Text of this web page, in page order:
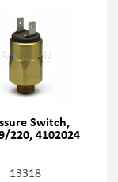
Switch,
220, 4102024
13318